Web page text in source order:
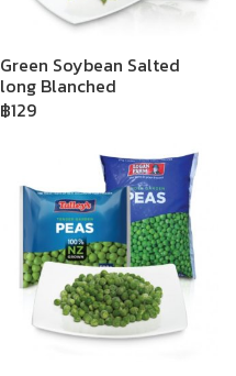
Green Soybean Salted
long Blanched
฿129